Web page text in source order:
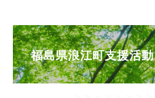
福島県浪江町支援活動